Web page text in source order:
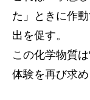
た」ときに作
出を促す。
この化学物質
体験を再び求め